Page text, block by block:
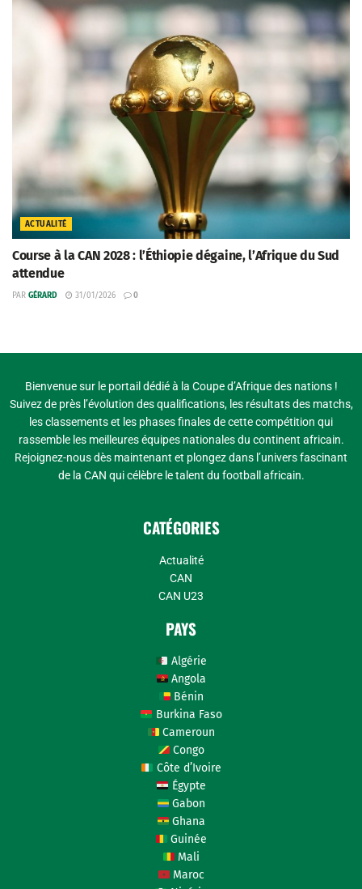
ACTUALITÉ
Course à la CAN 2028 : l’Éthiopie dégaine, l’Afrique du Sud
attendue
PAR GÉRARD 31/01/2026 0
Bienvenue sur le portail dédié à la Coupe d’Afrique des nations !
Suivez de près l’évolution des qualifications, les résultats des matchs,
les classements et les phases finales de cette compétition qui
rassemble les meilleures équipes nationales du continent africain.
Rejoignez-nous dès maintenant et plongez dans l’univers fascinant
de la CAN qui célèbre le talent du football africain.
CATÉGORIES
Actualité
CAN
CAN U23
PAYS
Algérie
Angola
Bénin
Burkina Faso
Cameroun
Congo
Côte d’Ivoire
Égypte
Gabon
Ghana
Guinée
Mali
Maroc